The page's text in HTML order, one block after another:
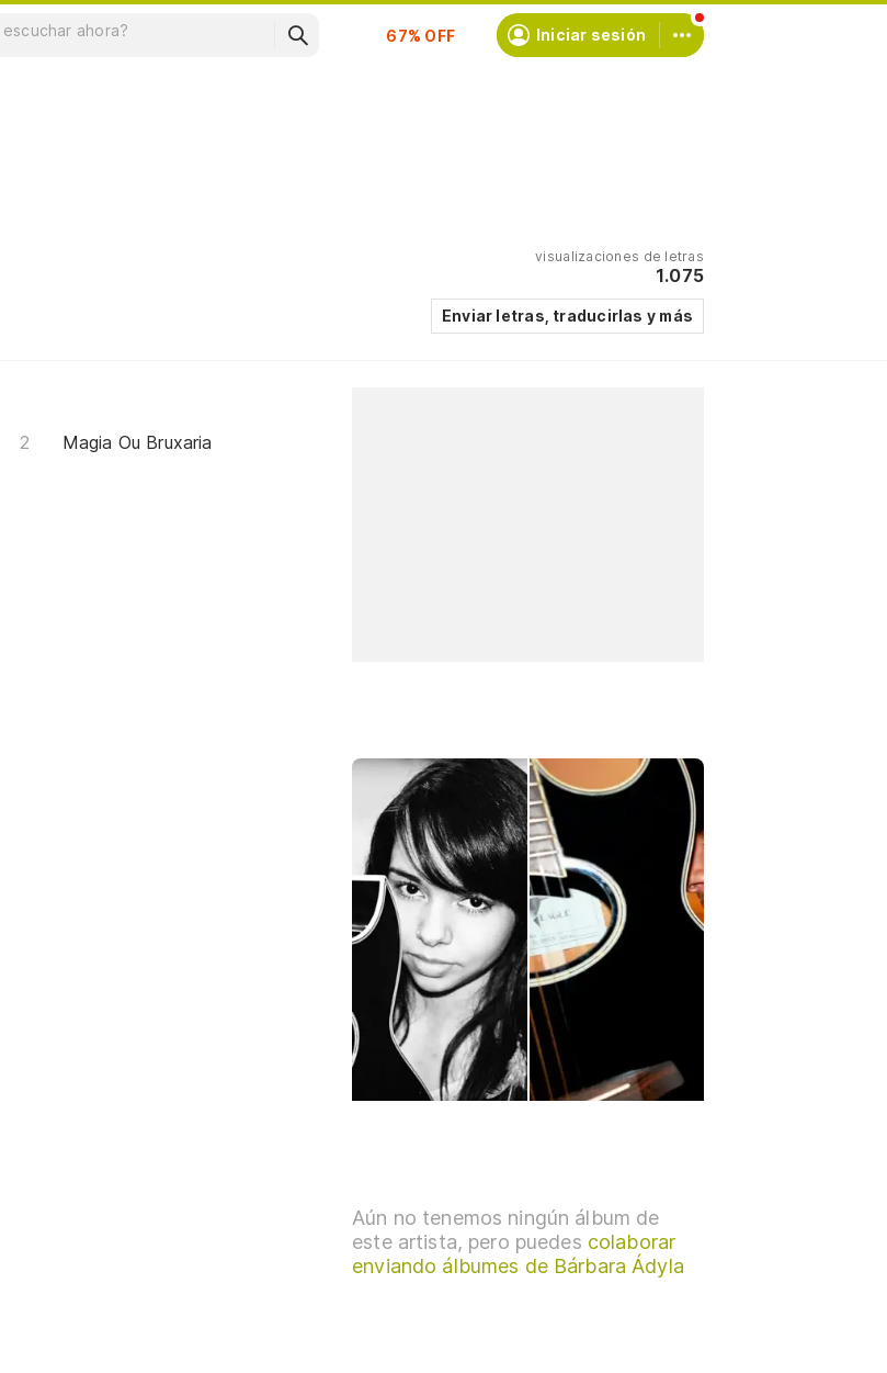
Suscríbete Iniciar sesión
visualizaciones de letras
1.075
Enviar letras, traducirlas y más
Magia Ou Bruxaria
Aún no tenemos ningún álbum de
este artista, pero puedes colaborar
enviando álbumes de Bárbara Ádyla